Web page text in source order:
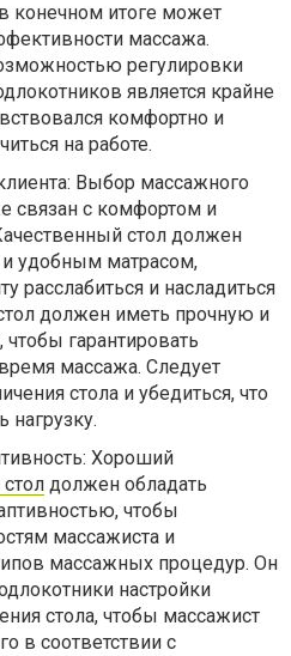
конечном итоге может
массажа.
регулировки
является крайне
комфортно и
на работе.
Выбор массажного
связан с комфортом и
стол должен
удобным матрасом,
расслабиться и насладиться
должен иметь прочную и
гарантировать
массажа. Следует
стола и убедиться, что
Хороший
должен обладать
чтобы
массажиста и
массажных процедур. Он
настройки
стола, чтобы массажист
в соответствии с